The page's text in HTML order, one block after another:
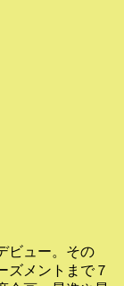
ビュー。その
ズメントまで７